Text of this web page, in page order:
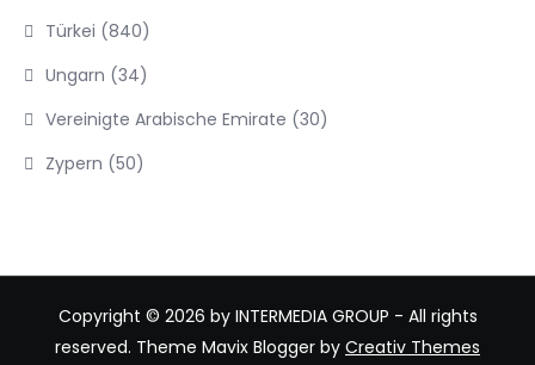
Türkei (840)
Ungarn (34)
Vereinigte Arabische Emirate (30)
Zypern (50)
Copyright © 2026 by INTERMEDIA GROUP - All rights
reserved. Theme Mavix Blogger by Creativ Themes